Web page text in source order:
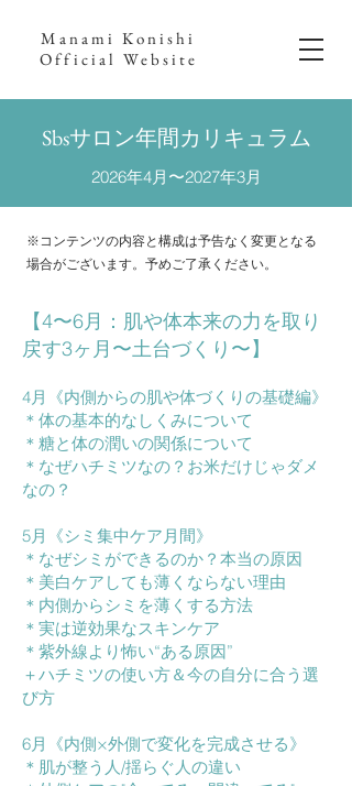
Manami Konishi
Official Website
Sbsサロン年間カリキュラム
2026年4月〜2027年3月
※コンテンツの内容と構成は予告なく変更となる
場合がございます。予めご了承ください。
【4〜6月：肌や体本来の力を取り
戻す3ヶ月〜土台づくり〜】
4月《内側からの肌や体づくりの基礎編》
＊体の基本的なしくみについて
＊糖と体の潤いの関係について
＊なぜハチミツなの？お米だけじゃダメ
なの？
5月《シミ集中ケア月間》
＊なぜシミができるのか？本当の原因
＊美白ケアしても薄くならない理由
＊内側からシミを薄くする方法
＊実は逆効果なスキンケア
＊紫外線より怖い“ある原因”
＋ハチミツの使い方＆今の自分に合う選
び方
6月《内側×外側で変化を完成させる》
＊肌が整う人/揺らぐ人の違い